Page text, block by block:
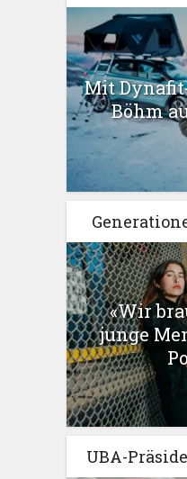
Mit
Böhm
«Wir
junge
UBA-